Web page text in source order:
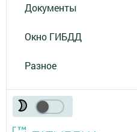
Документы
Окно ГИБДД
Разное